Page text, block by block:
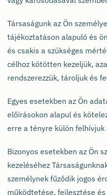
Társaságunk az Ön
tájékoztatáson alapuló és
és csakis a szükséges
célhoz kötötten kezeljük,
rendszerezzük, tároljuk és
Egyes esetekben az Ön
előírásokon alapul és
erre a tényre külön felhívjuk
Bizonyos esetekben az Ön
kezeléséhez
személynek fűződik jogos
működtetése, fejlesztése és